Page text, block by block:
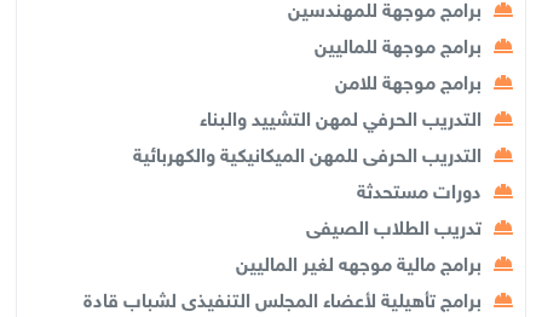
برامج موجهة للمهندسين
برامج موجهة للماليين
برامج موجهة للامن
التدريب الحرفي لمهن التشييد والبناء
التدريب الحرفى للمهن الميكانيكية والكهربائية
دورات مستحدثة
تدريب الطلاب الصيفى
برامج مالية موجهه لغير الماليين
برامج تأهيلية لأعضاء المجلس التنفيذى لشباب قادة